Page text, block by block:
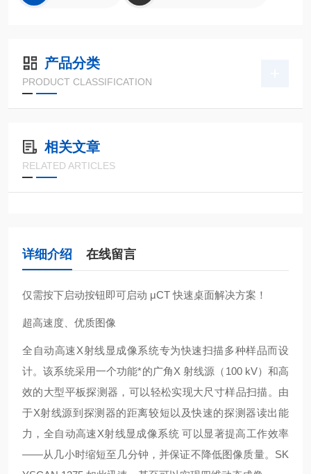
产品分类
PRODUCT CLASSIFICATION
相关文章
RELATED ARTICLES
详细介绍 在线留言
仅需按下启动按钮即可启动 μCT 快速桌面解决方案！
超高速度、优质图像
全自动高速X射线显成像系统专为快速扫描多种样品而设
计。该系统采用一个功能*的广角X 射线源（100 kV）和高
效的大型平板探测器，可以轻松实现大尺寸样品扫描。由
于X射线源到探测器的距离较短以及快速的探测器读出能
力，全自动高速X射线显成像系统 可以显著提高工作效率
——从几小时缩短至几分钟，并保证不降低图像质量。SK